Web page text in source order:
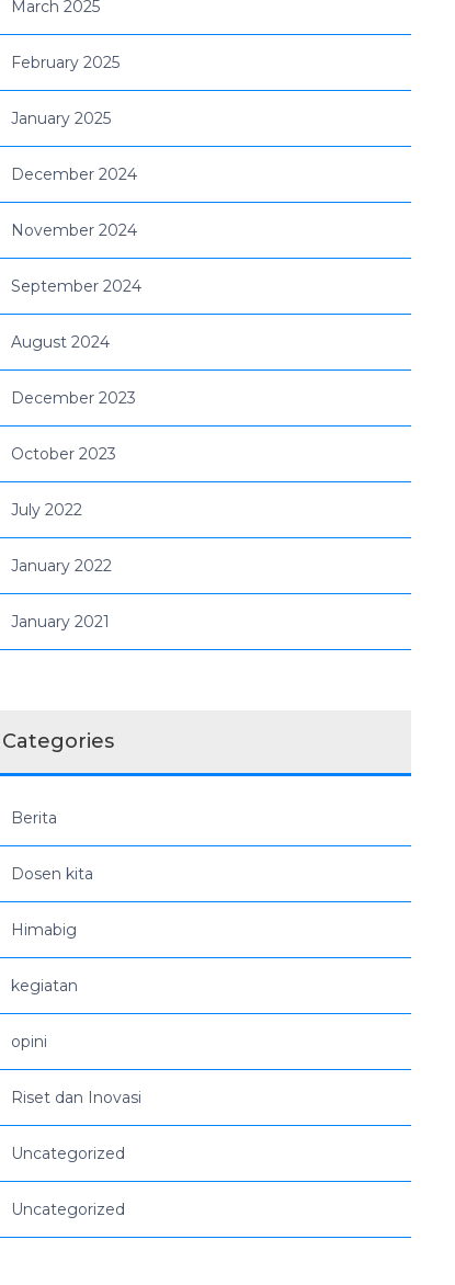
March 2025
February 2025
January 2025
December 2024
November 2024
September 2024
August 2024
December 2023
October 2023
July 2022
January 2022
January 2021
Categories
Berita
Dosen kita
Himabig
kegiatan
opini
Riset dan Inovasi
Uncategorized
Uncategorized